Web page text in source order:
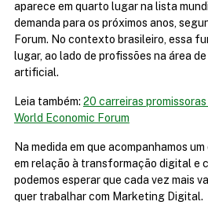
aparece em quarto lugar na lista
demanda para os próximos anos,
Forum. No contexto brasileiro, essa
lugar, ao lado de profissões na área
artificial.
Leia também: 20 carreiras
World Economic Forum
Na medida em que acompanhamos
em relação à transformação digital e
podemos esperar que cada vez mais
quer trabalhar com Marketing Digital.